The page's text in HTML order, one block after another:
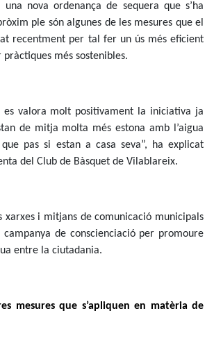
nova ordenança de sequera que s’ha
ple són algunes de les mesures que el
recentment per tal fer un ús més eficient
més sostenibles.
es valora molt positivament la iniciativa ja
de mitja molta més estona amb l’aigua
pas si estan a casa seva”, ha explicat
del Club de Bàsquet de Vilablareix.
xarxes i mitjans de comunicació municipals
campanya de conscienciació per promoure
entre la ciutadania.
mesures que s’apliquen en matèria de